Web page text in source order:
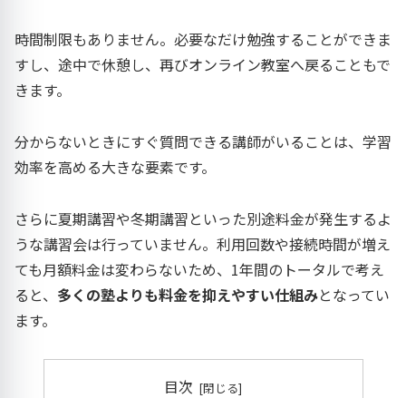
時間制限もありません。必要なだけ勉強することができま
すし、途中で休憩し、再びオンライン教室へ戻ることもで
きます。
分からないときにすぐ質問できる講師がいることは、学習
効率を高める大きな要素です。
さらに夏期講習や冬期講習といった別途料金が発生するよ
うな講習会は行っていません。利用回数や接続時間が増え
ても月額料金は変わらないため、1年間のトータルで考え
ると、 多くの塾よりも料金を抑えやすい仕組みとなってい
ます。
目次